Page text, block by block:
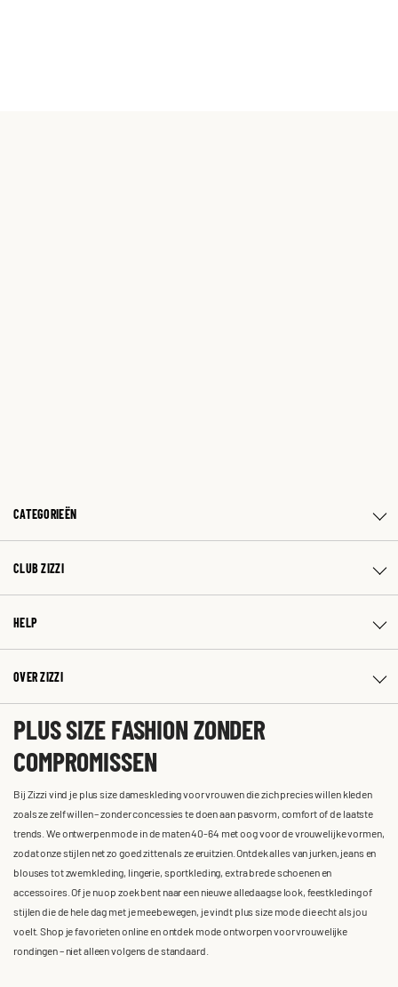
CATEGORIEËN
CLUB ZIZZI
HELP
OVER ZIZZI
PLUS SIZE FASHION ZONDER
COMPROMISSEN
Bij Zizzi vind je plus size dameskleding voor vrouwen die zich precies willen kleden
zoals ze zelf willen – zonder concessies te doen aan pasvorm, comfort of de laatste
trends. We ontwerpen mode in de maten 40-64 met oog voor de vrouwelijke vormen,
zodat onze stijlen net zo goed zitten als ze eruitzien. Ontdek alles van jurken, jeans en
blouses tot zwemkleding, lingerie, sportkleding, extra brede schoenen en
accessoires. Of je nu op zoek bent naar een nieuwe alledaagse look, feestkleding of
stijlen die de hele dag met je meebewegen, je vindt plus size mode die echt als jou
voelt. Shop je favorieten online en ontdek mode ontworpen voor vrouwelijke
rondingen – niet alleen volgens de standaard.